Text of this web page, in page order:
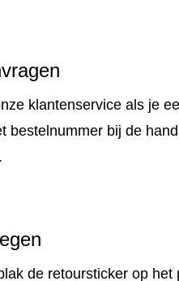
klantenservice als je
bestelnummer bij de
de retoursticker op het